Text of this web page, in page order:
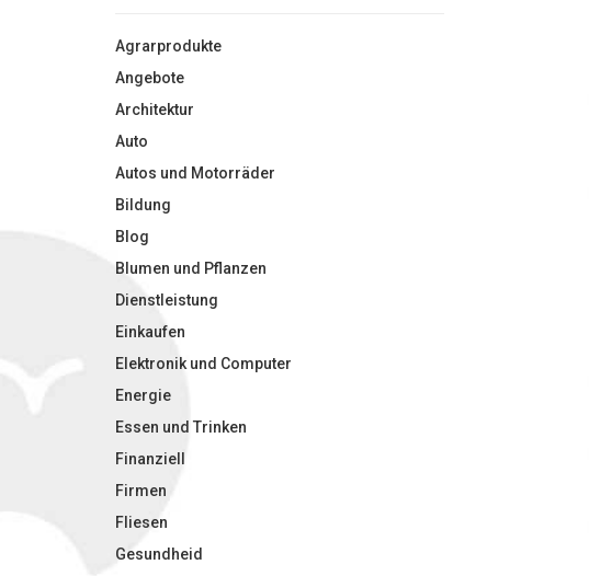
Agrarprodukte
Angebote
Architektur
Auto
Autos und Motorräder
Bildung
Blog
Blumen und Pflanzen
Dienstleistung
Einkaufen
Elektronik und Computer
Energie
Essen und Trinken
Finanziell
Firmen
Fliesen
Gesundheid